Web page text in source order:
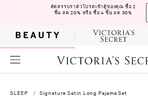
คัดสรรบราตัวโปรดเข้าตู้ของคุณ ซื้อ 2
ชิ้น ลด 20% หรือ ซื้อ 4 ชิ้น ลด 30%
SLEEP
Signature Satin Long Pajama Set